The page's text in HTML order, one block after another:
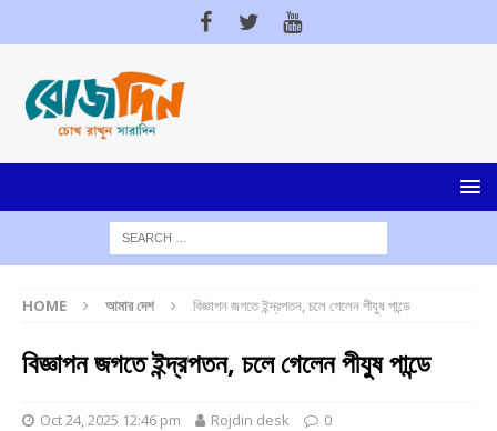
HOME আমার দেশ বিজ্ঞাপন জগতে ইন্দ্রপতন, চলে গেলেন পীযুষ পান্ডে
বিজ্ঞাপন জগতে ইন্দ্রপতন, চলে গেলেন পীযুষ পান্ডে
Oct 24, 2025 12:46 pm Rojdin desk 0